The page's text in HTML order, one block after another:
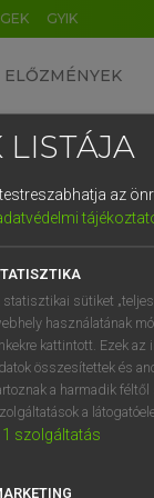
GYIK
ELŐZMÉNYEK
VAN
megtekintéséhez.
LISTÁJA
az
statisztikai sütiket
használatának
kattintott. Ezek
összesítettek és
a harmadik
a
1 szolgáltatás
DE CN FR ES IT
1 2 3
q w
a s d
í y